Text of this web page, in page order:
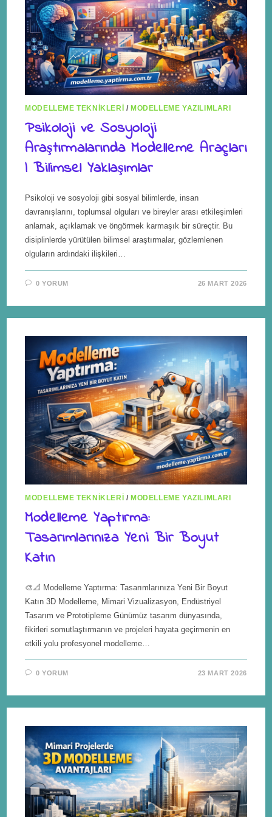
MODELLEME TEKNIKLERI / MODELLEME YAZILIMLARI
Psikoloji ve Sosyoloji
Araştırmalarında Modelleme Araçları
| Bilimsel Yaklaşımlar
Psikoloji ve sosyoloji gibi sosyal bilimlerde, insan
davranışlarını, toplumsal olguları ve bireyler arası etkileşimleri
anlamak, açıklamak ve öngörmek karmaşık bir süreçtir. Bu
disiplinlerde yürütülen bilimsel araştırmalar, gözlemlenen
olguların ardındaki ilişkileri…
0 YORUM 26 MART 2026
MODELLEME TEKNIKLERI /MODELLEME YAZILIMLARI
Modelleme Yaptırma:
Tasarımlarınıza Yeni Bir Boyut
Katın
🎨📐 Modelleme Yaptırma: Tasarımlarınıza Yeni Bir Boyut
Katın 3D Modelleme, Mimari Vizualizasyon, Endüstriyel
Tasarım ve Prototipleme Günümüz tasarım dünyasında,
fikirleri somutlaştırmanın ve projeleri hayata geçirmenin en
etkili yolu profesyonel modelleme…
0 YORUM 23 MART 2026